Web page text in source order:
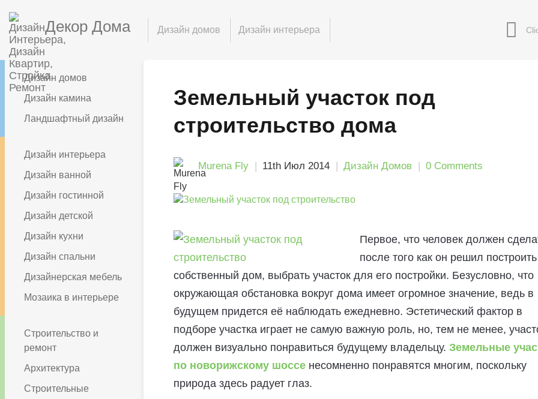
Декор Дома Дизайн домов Дизайн интерьера
Дизайн домов
Дизайн камина
Ландшафтный дизайн
Дизайн интерьера
Дизайн ванной
Дизайн гостинной
Дизайн детской
Дизайн кухни
Дизайн спальни
Дизайнерская мебель
Мозаика в интерьере
Строительство и
ремонт
Архитектура
Строительные
Земельный участок под
строительство дома
Murena Fly 11th Июл 2014 Дизайн Домов 0 Comments
Первое, что человек должен
после того как он решил
собственный дом, выбрать участок для его постройки. Безусловно, что
окружающая обстановка вокруг дома имеет огромное значение, ведь в
будущем придется её наблюдать ежедневно. Эстетический фактор в
подборе участка играет не самую важную роль, но, тем не менее,
должен визуально понравиться будущему владельцу. Земельные
по новорижскому шоссе несомненно понравятся многим, поскольку
природа здесь радует глаз.